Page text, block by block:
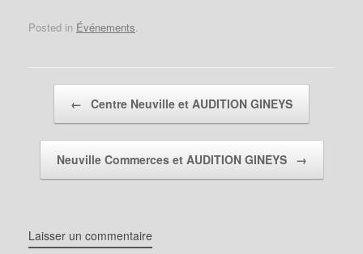
Posted in Événements
← Centre Neuville et AUDITION GINEYS
Neuville Commerces et AUDITION GINEYS →
Laisser un commentaire